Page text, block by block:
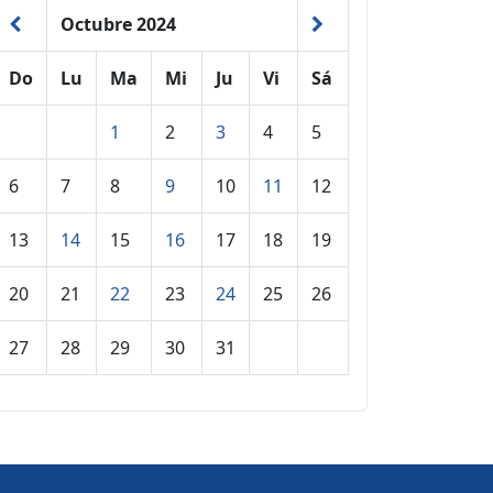
Octubre 2024
Do Lu Ma Mi Ju Vi Sá
1 2 3 4 5
6 7 8 9 10 11 12
13 14 15 16 17 18 19
20 21 22 23 24 25 26
27 28 29 30 31